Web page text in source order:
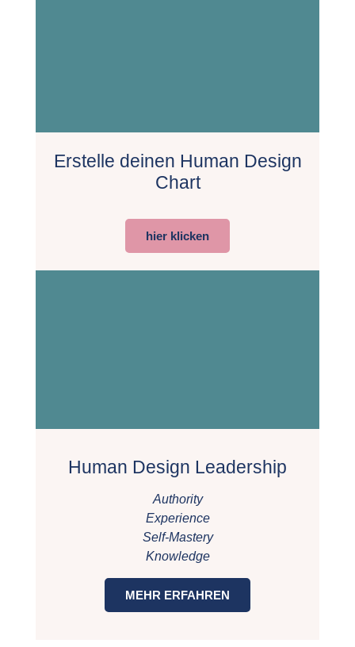
Erstelle deinen Human Design
Chart
hier klicken
Human Design Leadership
Authority
Experience
Self-Mastery
Knowledge
MEHR ERFAHREN